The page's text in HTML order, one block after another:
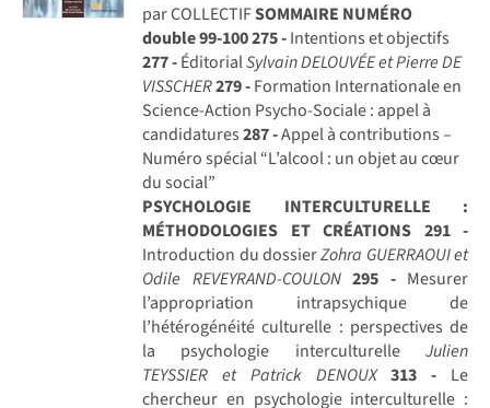
par COLLECTIFSOMMAIRE NUMÉRO
double 99-100275 -Intentions et objectifs
277 -ÉditorialSylvain DELOUVÉE et Pierre DE
VISSCHER279 -Formation Internationale en
Science-Action Psycho-Sociale : appel à
candidatures287 -Appel à contributions –
Numéro spécial “L’alcool : un objet au cœur
du social”
PSYCHOLOGIE INTERCULTURELLE :
MÉTHODOLOGIES ET CRÉATIONS 291 -
Introduction du dossierZohra GUERRAOUI et
Odile REVEYRAND-COULON 295 -Mesurer
l’appropriation intrapsychique de
l’hétérogénéité culturelle : perspectives de
la psychologie interculturelle Julien
TEYSSIER et Patrick DENOUX 313 - Le
chercheur en psychologie interculturelle :